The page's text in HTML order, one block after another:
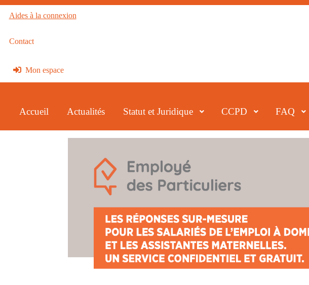
Aides à la connexion
Contact
Mon espace
Accueil Actualités Statut et Juridique CCPD FAQ